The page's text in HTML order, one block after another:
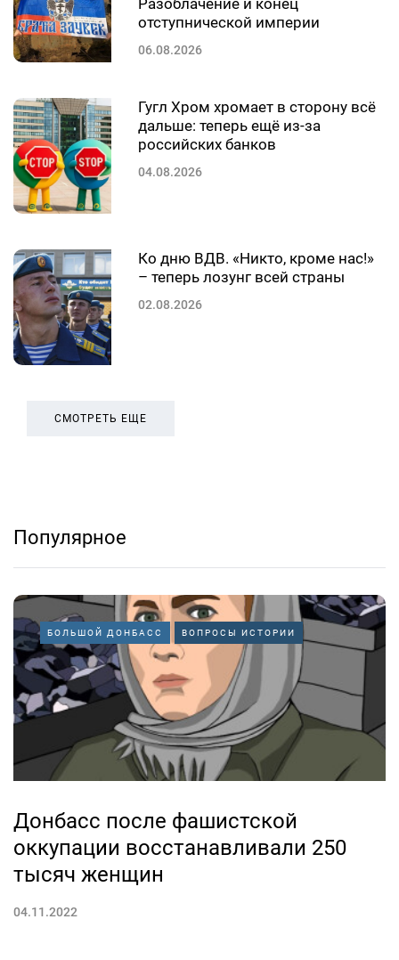
Разоблачение и конец
отступнической империи
06.08.2026
Гугл Хром хромает в сторону всё
дальше: теперь ещё из-за
российских банков
04.08.2026
Ко дню ВДВ. «Никто, кроме нас!»
– теперь лозунг всей страны
02.08.2026
СМОТРЕТЬ ЕЩЕ
Популярное
БОЛЬШОЙ ДОНБАСС ВОПРОСЫ ИСТОРИИ
Донбасс после фашистской
оккупации восстанавливали 250
тысяч женщин
04.11.2022